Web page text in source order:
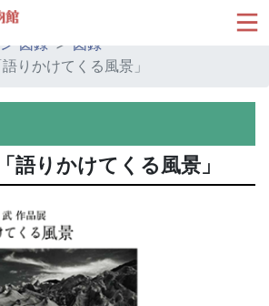
ムショップ
図録
図録
りかけてくる風景」
語りかけてくる風景」